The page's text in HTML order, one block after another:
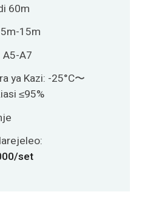
60m
15m
A5-A7
ya Kazi: -25°C〜
≤95%
set